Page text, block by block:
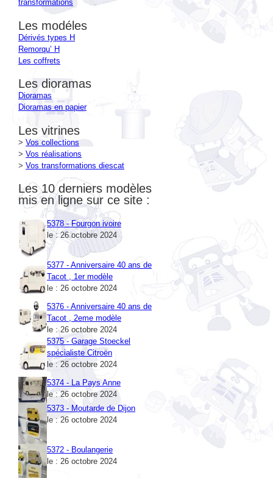
Les modéles
Dérivés types H
Remorqu’ H
Les coffrets
Les dioramas
Dioramas
Dioramas en papier
Les vitrines
>
Vos collections
>Vos réalisations
> Vos transformations diescat
Les 10 derniers modèles
mis en ligne sur ce site :
5378 - Fourgon ivoire
le : 26 octobre 2024
5377 - Anniversaire 40 ans de
Tacot , 1er modèle
le : 26 octobre 2024
5376 - Anniversaire 40 ans de
le : 26 octobre 2024
5375 - Garage Stoeckel
spécialiste Citroën
le : 26 octobre 2024
5374 - La Pays Anne
le : 26 octobre 2024
5373 - Moutarde de Dijon
le : 26 octobre 2024